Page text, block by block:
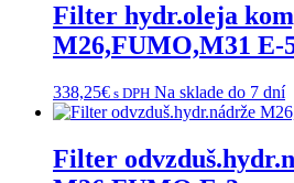
Filter hydr.oleja
M26,FUMO,M31 E-
338,25€ s DPH Na sklade do 7 dní
Filter